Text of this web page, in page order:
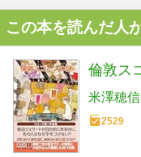
この本を読んだ人
倫敦ス
米澤穂信
2529